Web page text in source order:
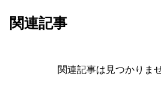
関連記事
関連記事は見つかりま